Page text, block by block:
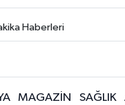
Haberleri
MAGAZİN SAĞLIK